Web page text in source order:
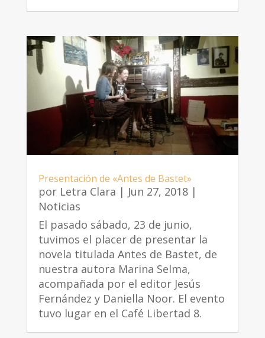
Presentación de «Antes de Bastet»
por Letra Clara | Jun 27, 2018|
Noticias
El pasado sábado, 23 de junio,
tuvimos el placer de presentar la
novela titulada Antes de Bastet, de
nuestra autora Marina Selma,
acompañada por el editor Jesús
Fernández y Daniella Noor. El evento
tuvo lugar en el Café Libertad 8.